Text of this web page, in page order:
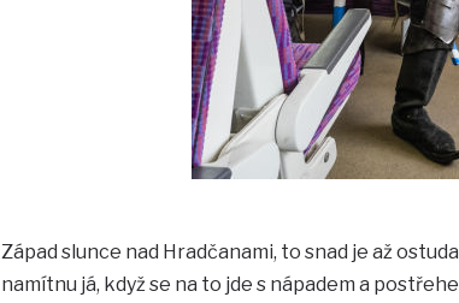
Západ slunce nad Hradčanami, to snad je až
namítnu já, když se na to jde s nápadem a